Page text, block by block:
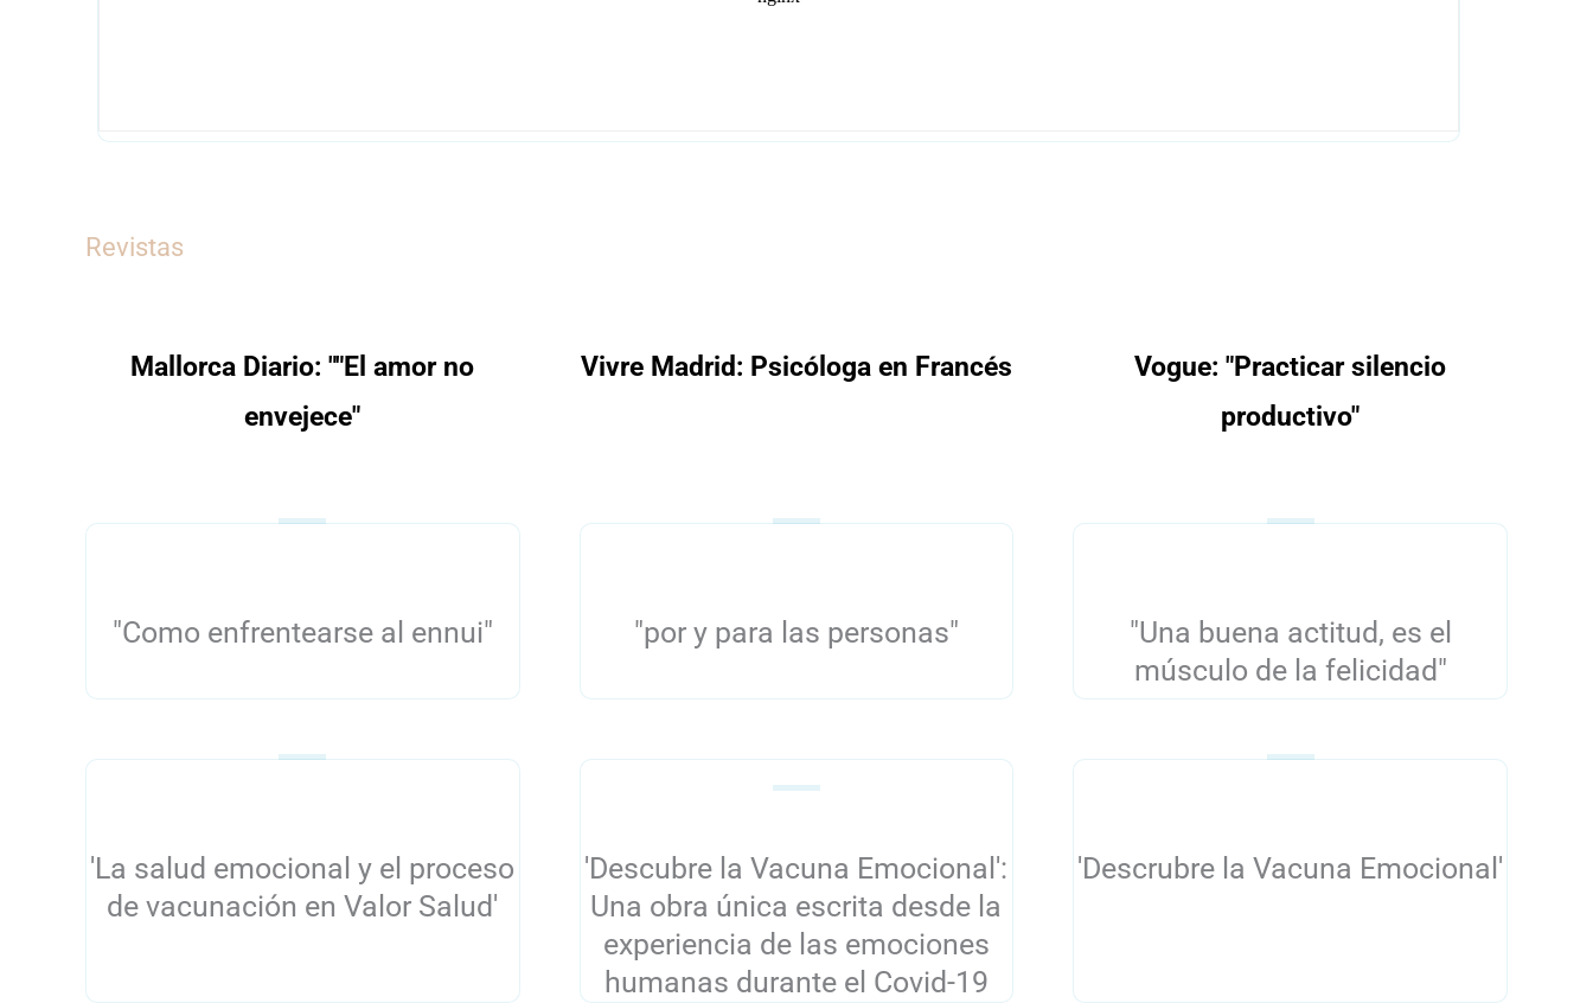
Revistas
Mallorca Diario: ""El amor no
envejece"
Vivre Madrid: Psicóloga en Francés
Vogue: "Practicar silencio
productivo"
"Como enfrentearse al ennui" "por y para las personas"
"Una buena actitud, es el
músculo de la felicidad"
'La salud emocional y el proceso
de vacunación en Valor Salud'
'Descubre la Vacuna Emocional':
Una obra única escrita desde la
experiencia de las emociones
humanas durante el Covid-19
'Descrubre la Vacuna Emocional'